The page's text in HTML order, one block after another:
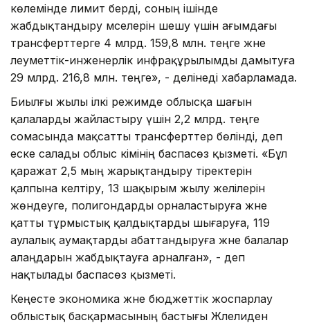
көлемінде лимит берді, соның ішінде
жабдықтандыру мәселерін шешу үшін ағымдағы
трансферттерге 4 млрд. 159,8 млн. теңге және
әлеуметтік-инженерлік инфрақұрылымды дамытуға
29 млрд. 216,8 млн. теңге», - делінеді хабарламада.
Биылғы жылы ілкі режимде облысқа шағын
қалаларды жайластыру үшін 2,2 млрд. теңге
сомасында мақсатты трансферттер бөлінді, деп
еске салады облыс әкімінің баспасөз қызметі. «Бұл
қаражат 2,5 мың жарықтандыру тіректерін
қалпына келтіру, 13 шақырым жылу желілерін
жөндеуге, полигондарды орналастыруға және
қатты тұрмыстық қалдықтарды шығаруға, 119
аулалық аумақтарды абаттандыруға және балалар
алаңдарын жабдықтауға арналған», - деп
нақтылады баспасөз қызметі.
Кеңесте экономика және бюджеттік жоспарлау
облыстық басқармасының бастығы Жәлелиден